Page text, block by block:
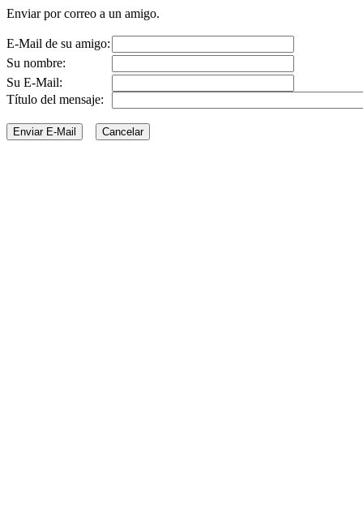
Enviar por correo a un amigo.
E-Mail de su amigo:
Su nombre:
Su E-Mail:
Título del mensaje: